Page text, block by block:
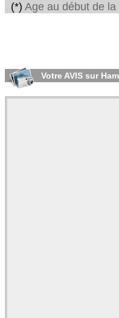
(*) Age au début de la
Votre AVIS sur